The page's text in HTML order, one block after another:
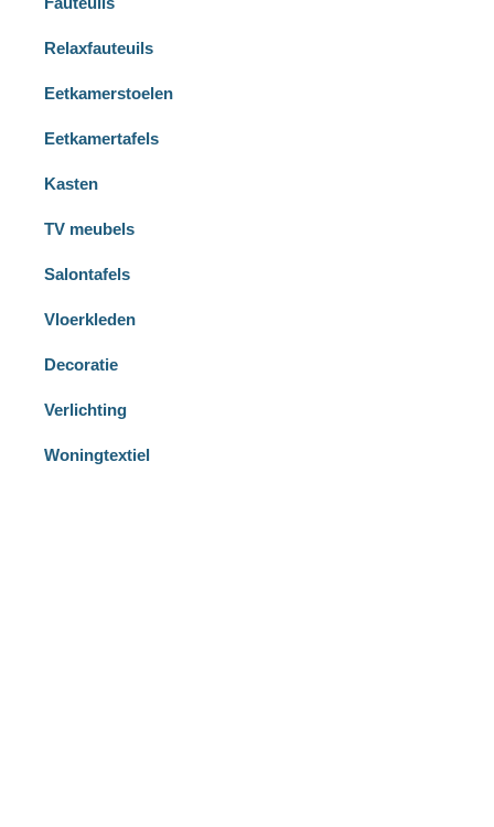
Relaxfauteuils
Eetkamerstoelen
Eetkamertafels
Kasten
TV meubels
Salontafels
Vloerkleden
Decoratie
Verlichting
Woningtextiel